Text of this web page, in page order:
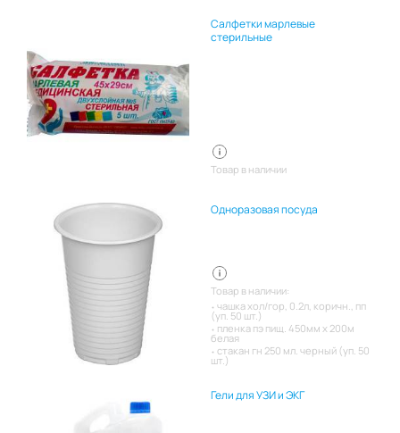
Салфетки марлевые
стерильные
Товар в наличии
Одноразовая посуда
Товар в наличии:
чашка хол/гор, 0.2л, коричн., пп
(уп. 50 шт.)
пленка пэ пищ. 450мм х 200м
белая
стакан гн 250 мл. черный (уп. 50
шт.)
Гели для УЗИ и ЭКГ